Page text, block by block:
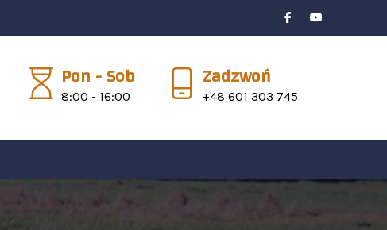
Pon - Sob
8:00 - 16:00
Zadzwoń
+48 601 303 745